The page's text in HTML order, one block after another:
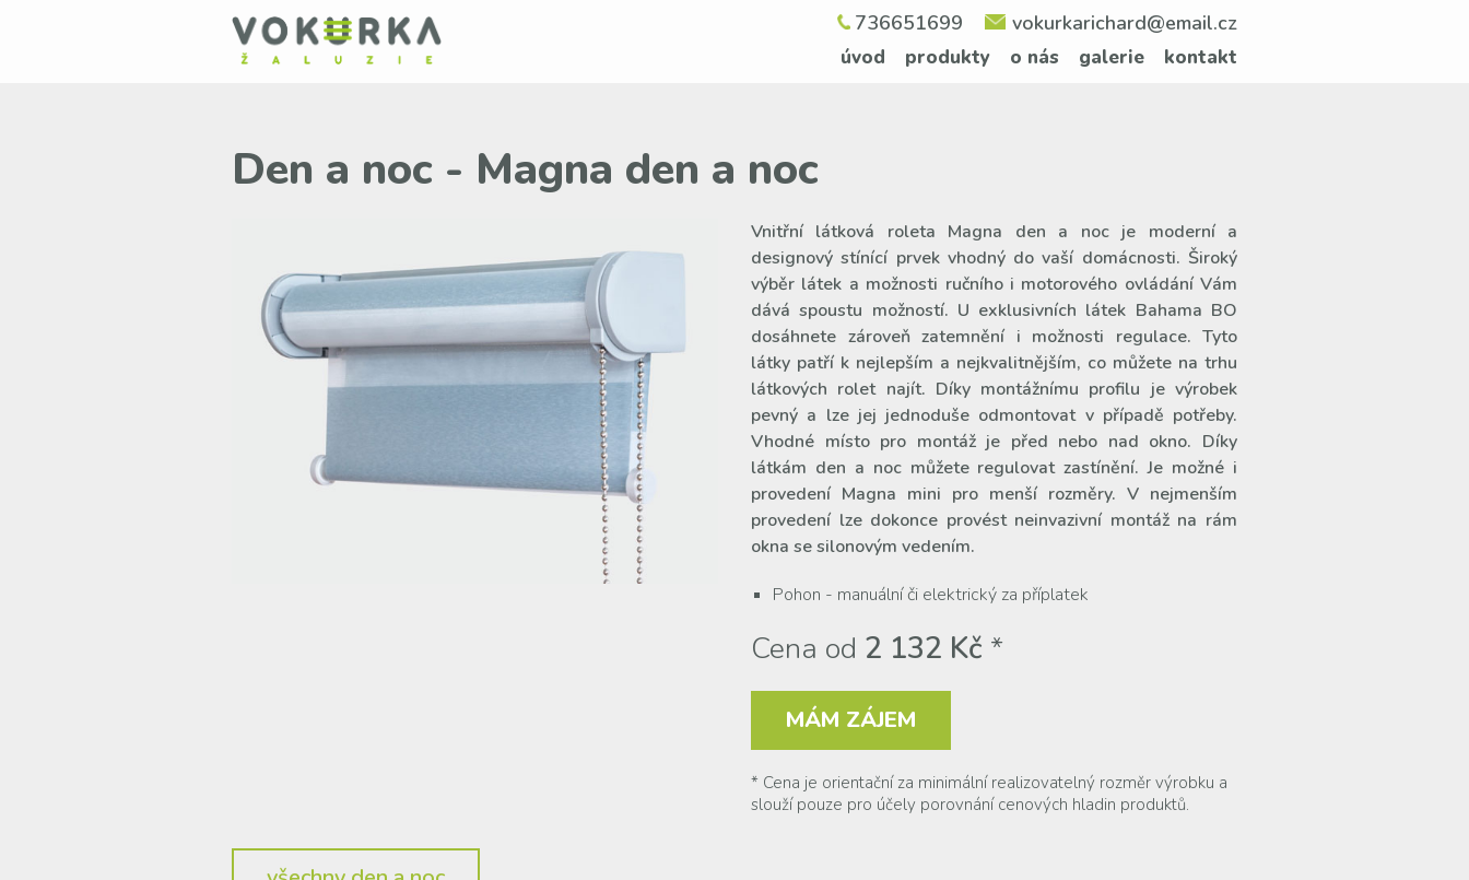
736651699 vokurkarichard@email.cz
úvod produkty o nás galerie kontakt
Den a noc - Magna den a noc
Vnitřní látková roleta Magna den a noc je moderní a
designový stínící prvek vhodný do vaší domácnosti. Široký
výběr látek a možnosti ručního i motorového ovládání Vám
dává spoustu možností. U exklusivních látek Bahama BO
dosáhnete zároveň zatemnění i možnosti regulace. Tyto
látky patří k nejlepším a nejkvalitnějším, co můžete na trhu
látkových rolet najít. Díky montážnímu profilu je výrobek
pevný a lze jej jednoduše odmontovat v případě potřeby.
Vhodné místo pro montáž je před nebo nad okno. Díky
látkám den a noc můžete regulovat zastínění. Je možné i
provedení Magna mini pro menší rozměry. V nejmenším
provedení lze dokonce provést neinvazivní montáž na rám
okna se silonovým vedením.
Pohon - manuální či elektrický za příplatek
Cena od 2 132 Kč *
MÁM ZÁJEM
* Cena je orientační za minimální realizovatelný rozměr výrobku a
slouží pouze pro účely porovnání cenových hladin produktů.